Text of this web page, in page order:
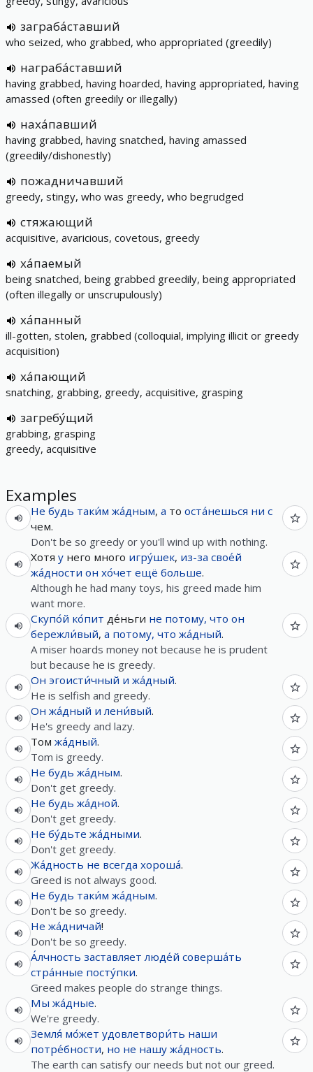
заграба́ставший
who seized, who grabbed, who appropriated (greedily)
награба́ставший
having grabbed, having hoarded, having appropriated, having
amassed (often greedily or illegally)
наха́павший
having grabbed, having snatched, having amassed
(greedily/dishonestly)
пожадничавший
greedy, stingy, who was greedy, who begrudged
стяжающий
acquisitive, avaricious, covetous, greedy
ха́паемый
being snatched, being grabbed greedily, being appropriated
(often illegally or unscrupulously)
ха́панный
ill-gotten, stolen, grabbed (colloquial, implying illicit or greedy
acquisition)
ха́пающий
snatching, grabbing, greedy, acquisitive, grasping
загребу́щий
grabbing, grasping
greedy, acquisitive
Examples
Не будь таки́м жа́дным, а то оста́нешься ни с
чем.
Don't be so greedy or you'll wind up with nothing.
Хотя у него много игру́шек, из-за свое́й
жа́дности он хо́чет ещё больше.
Although he had many toys, his greed made him
want more.
Скупо́й ко́пит де́ньги не потому, что он
бережли́вый, а потому, что жа́дный.
A miser hoards money not because he is prudent
but because he is greedy.
Он эгоисти́чный и жа́дный.
He is selfish and greedy.
Он жа́дный и лени́вый.
He's greedy and lazy.
Том жа́дный.
Tom is greedy.
Не будь жа́дным.
Don't get greedy.
Не будь жа́дной.
Don't get greedy.
Не бу́дьте жа́дными.
Don't get greedy.
Жа́дность не всегда хороша́.
Greed is not always good.
Не будь таки́м жа́дным.
Don't be so greedy.
Не жа́дничай!
Don't be so greedy.
А́лчность заставляет люде́й соверша́ть
стра́нные посту́пки.
Greed makes people do strange things.
Мы жа́дные.
We're greedy.
Земля́ мо́жет удовлетвори́ть наши
потре́бности, но не нашу жа́дность.
The earth can satisfy our needs but not our greed.